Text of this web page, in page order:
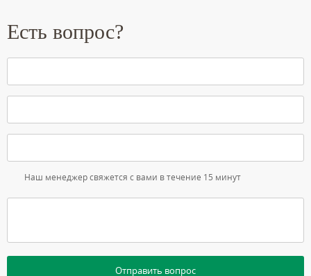
Есть вопрос?
Наш менеджер свяжется с вами в течение 15 минут
Отправить вопрос